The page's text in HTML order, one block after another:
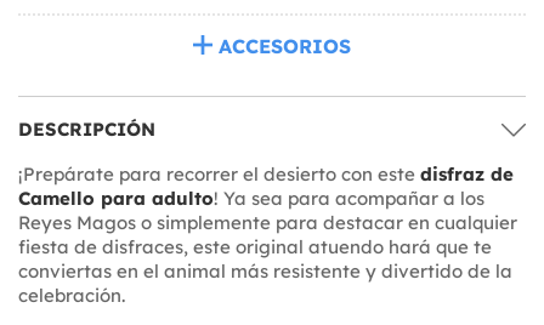
ACCESORIOS
DESCRIPCIÓN
¡Prepárate para recorrer el desierto con este disfraz de
Camello para adulto! Ya sea para acompañar a los
Reyes Magos o simplemente para destacar en cualquier
fiesta de disfraces, este original atuendo hará que te
conviertas en el animal más resistente y divertido de la
celebración.